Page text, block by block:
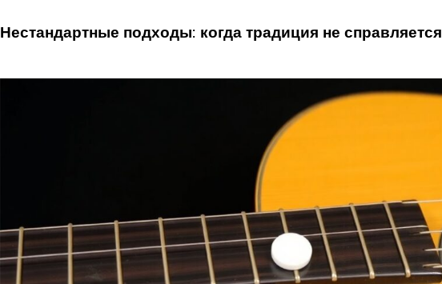
Нестандартные подходы: когда традиция не справляется